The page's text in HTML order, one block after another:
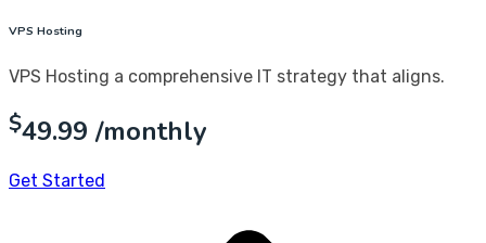
VPS Hosting
VPS Hosting a comprehensive IT strategy that aligns.
$49.99/monthly
Get Started